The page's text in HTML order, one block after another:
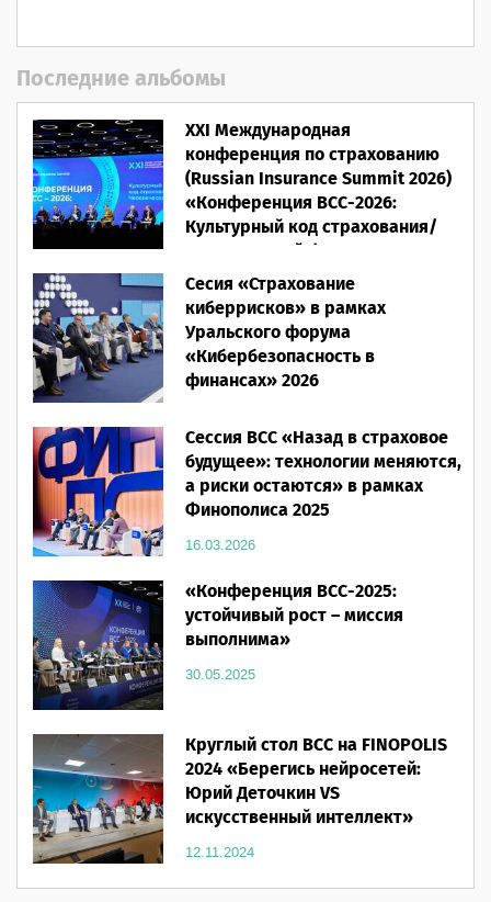
Последние альбомы
XXI Международная
конференция по страхованию
(Russian Insurance Summit 2026)
«Конференция ВСС-2026:
Культурный код страхования/
Человеческий фактор»
28.05.2026
Сесия «Страхование
киберрисков» в рамках
Уральского форума
«Кибербезопасность в
финансах» 2026
Сессия ВСС «Назад в страховое
будущее»: технологии меняются,
а риски остаются» в рамках
Финополиса 2025
16.03.2026
«Конференция ВСС-2025:
устойчивый рост – миссия
выполнима»
30.05.2025
Круглый стол ВСС на FINOPOLIS
2024 «Берегись нейросетей:
Юрий Деточкин VS
искусственный интеллект»
12.11.2024